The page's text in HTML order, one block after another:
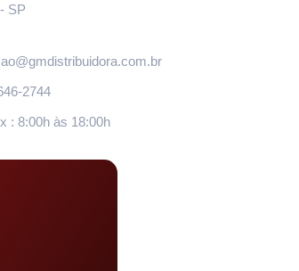
SP
2744
: 8:00h às 18:00h